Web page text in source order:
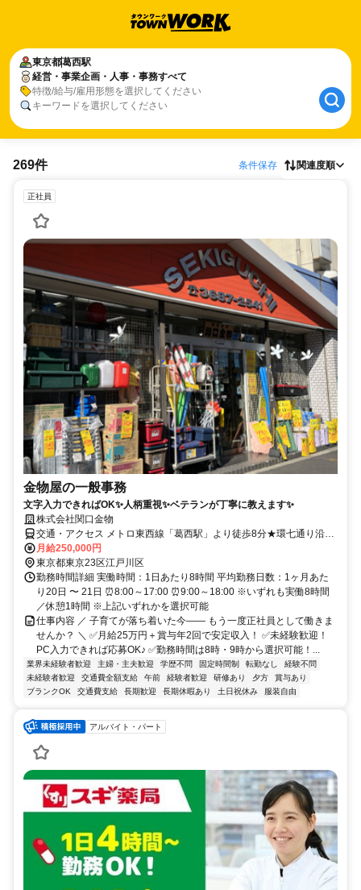
東京都葛西駅
経営・事業企画・人事・事務すべて
特徴/給与/雇用形態を選択してください
キーワードを選択してください
269件 条件保存 関連度順
正社員
金物屋の一般事務
文字入力できればOK✨人柄重視✨ベテランが丁寧に教えます✨
株式会社関口金物
交通・アクセス メトロ東西線「葛西駅」より徒歩8分★環七通り沿い
にあるお店です！
月給250,000円
東京都東京23区江戸川区
勤務時間詳細 実働時間：1日あたり8時間 平均勤務日数：1ヶ月あた
り20日 〜 21日 ⏰8:00～17:00 ⏰9:00～18:00 ※いずれも実働8時間
／休憩1時間 ※上記いずれかを選択可能
仕事内容 ／ 子育てが落ち着いた今―― もう一度正社員として働きま
せんか？ ＼ ✅月給25万円＋賞与年2回で安定収入！ ✅未経験歓迎！
PC入力できれば応募OK♪ ✅勤務時間は8時・9時から選択可能！...
業界未経験者歓迎 主婦・主夫歓迎 学歴不問 固定時間制 転勤なし
経験不問
未経験者歓迎
交通費全額支給 午前 経験者歓迎 研修あり 夕方
賞与あり
ブランクOK
交通費支給 長期歓迎 長期休暇あり 土日祝休み 服装自由
アルバイト・パート